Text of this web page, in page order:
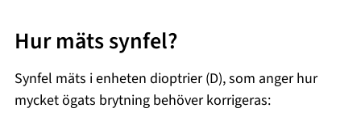
Hur mäts synfel?
Synfel mäts i enheten dioptrier (D), som anger hur
mycket ögats brytning behöver korrigeras: